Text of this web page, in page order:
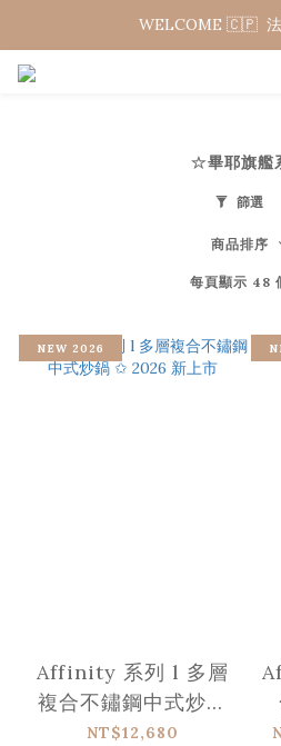
WELCOME 🇨🇵  法
WELCOME 🇨🇵  法
☆畢耶旗艦
篩選
商品排序
每頁顯示 48
NEW 2026
Affinity 系列 l 多層
複合不鏽鋼中式炒鍋
✩ 2026 新上市
NT$12,680